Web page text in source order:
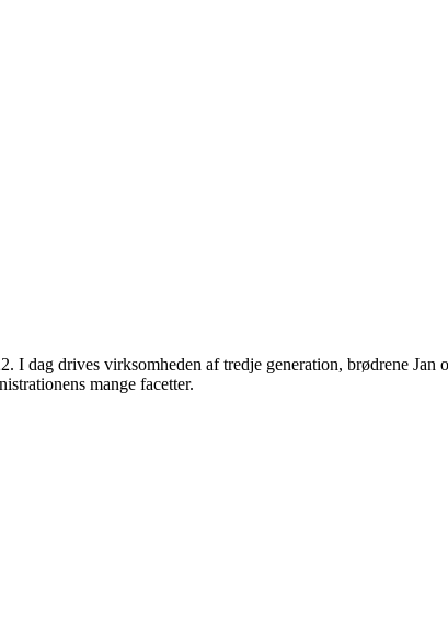
dag drives virksomheden af tredje generation, brødrene Jan
mange facetter.